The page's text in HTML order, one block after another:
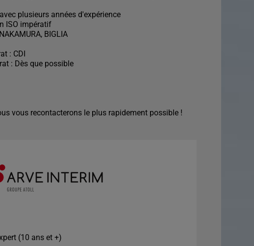
plusieurs années d'expérience
ISO impératif
BIGLIA
: CDI
: Dès que possible
vous recontacterons le plus rapidement possible !
(10 ans et +)